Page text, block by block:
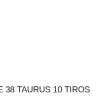
38 TAURUS 10 TIROS